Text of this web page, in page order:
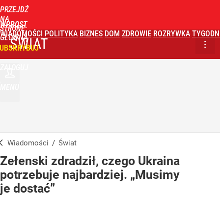
PRZEJDŹ
NA
STRONĘ
GŁÓWNĄ
WPROST
WIADOMOŚCI POLITYKA BIZNES DOM ZDROWIE ROZRYWKA
ŚWIAT
Wiadomości / Świat
Zełenski zdradził, czego Ukraina
potrzebuje najbardziej. „Musimy
je dostać”